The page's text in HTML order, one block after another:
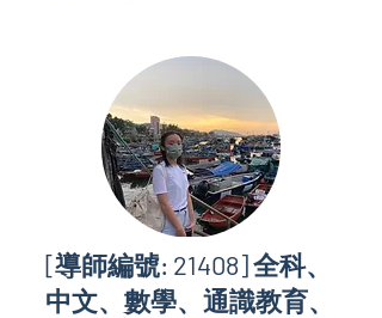
[導師編號: 21408] 全科、
中文、數學、通識教育、